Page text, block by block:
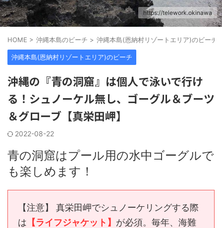
https://telework.okinawa
HOME > 沖縄本島のビーチ > 沖縄本島(恩納村リゾートエリア)のビーチ
沖縄本島(恩納村リゾートエリア)のビーチ
沖縄の『青の洞窟』は個人で泳いで行け
る！シュノーケル無し、ゴーグル＆ブーツ
＆グローブ【真栄田岬】
2022-08-22
青の洞窟はプール用の水中ゴーグルで
も楽しめます！
【注意】 真栄田岬でシュノーケリングする際
は 【ライフジャケット】 が必須。毎年、海難